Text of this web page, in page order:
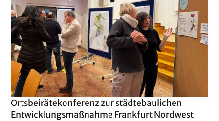
Ortsbeirätekonferenz zur städtebaulichen
Entwicklungsmaßnahme Frankfurt Nordwest